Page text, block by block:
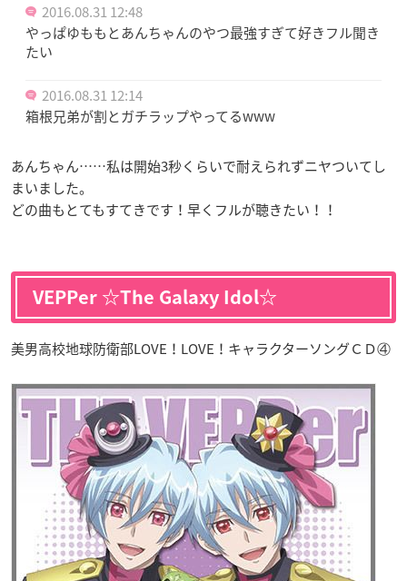
2016.08.31 12:48
やっぱゆももとあんちゃんのやつ最強すぎて好きフル聞き
たい
2016.08.31 12:14
箱根兄弟が割とガチラップやってるwww
あんちゃん……私は開始3秒くらいで耐えられずニヤついてし
まいました。
どの曲もとてもすてきです！早くフルが聴きたい！！
VEPPer ☆The Galaxy Idol☆
美男高校地球防衛部LOVE！LOVE！キャラクターソングＣＤ④